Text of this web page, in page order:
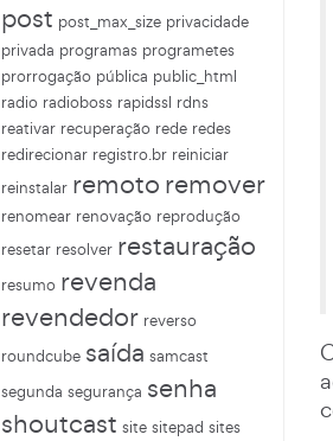
post post_max_size privacidade
privada programas programetes
prorrogação pública public_html
radio radioboss rapidssl rdns
reativar recuperação rede redes
redirecionar registro.br reiniciar
reinstalar remoto remover
renomear renovação reprodução
resetar resolver restauração
resumo revenda
revendedor reverso
roundcube saída samcast
segunda segurança senha
shoutcast site sitepad sites